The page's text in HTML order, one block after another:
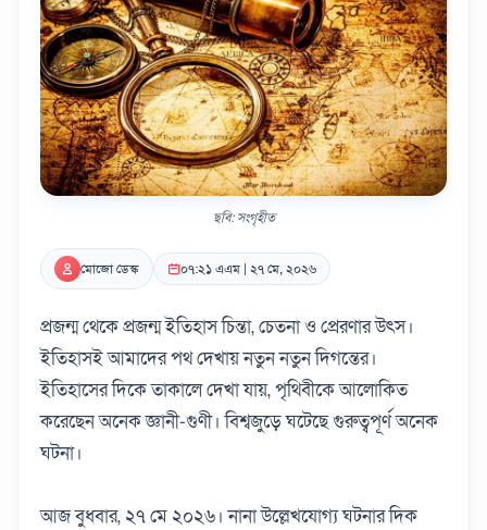
ছবি: সংগৃহীত
মোজো ডেস্ক ০৭:২১ এএম | ২৭ মে, ২০২৬
প্রজন্ম থেকে প্রজন্ম ইতিহাস চিন্তা, চেতনা ও প্রেরণার উৎস।
ইতিহাসই আমাদের পথ দেখায় নতুন নতুন দিগন্তের।
ইতিহাসের দিকে তাকালে দেখা যায়, পৃথিবীকে আলোকিত
করেছেন অনেক জ্ঞানী-গুণী। বিশ্বজুড়ে ঘটেছে গুরুত্বপূর্ণ অনেক
ঘটনা।
আজ বুধবার, ২৭ মে ২০২৬। নানা উল্লেখযোগ্য ঘটনার দিক